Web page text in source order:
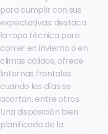
para cumplir con sus
expectativas: destaca
la ropa técnica para
correr en invierno o en
climas cálidos, ofrece
linternas frontales
cuando los días se
acortan, entre otros.
Una disposición bien
planificada de la